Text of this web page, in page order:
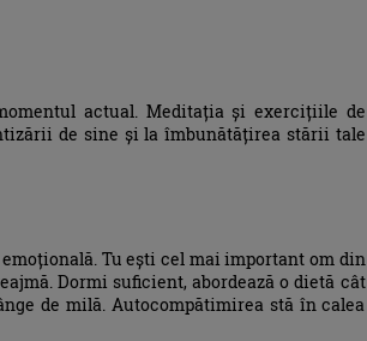
actual. Meditația și exercițiile de
de sine și la îmbunătățirea stării tale
Tu ești cel mai important om din
Dormi suficient, abordează o dietă cât
de milă. Autocompătimirea stă în calea